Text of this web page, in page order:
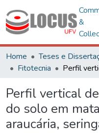
&
Home Teses e
Fitotecnia
Perfil vertical
do solo em
araucária,